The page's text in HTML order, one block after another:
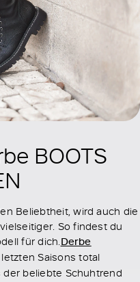
BOOTS
Beliebtheit, wird auch die
So findest du
für dich.Derbe
Saisons total
beliebte Schuhtrend